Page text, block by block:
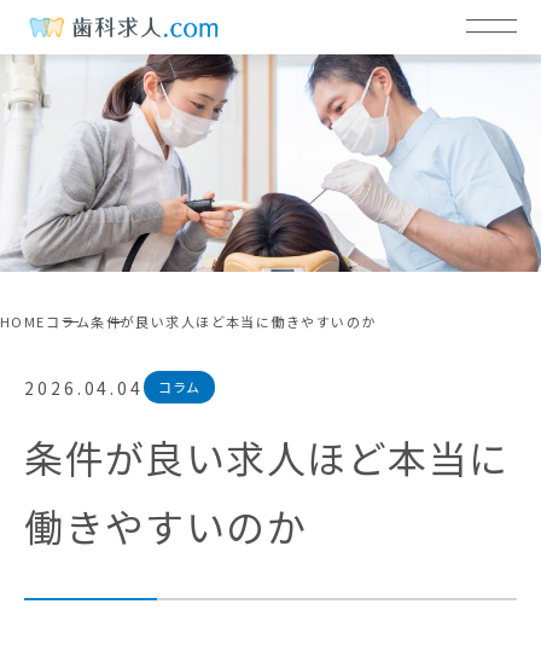
HOMEコラム条件が良い求人ほど本当に働きやすいのか
2026.04.04 コラム
条件が良い求人ほど本当に
働きやすいのか